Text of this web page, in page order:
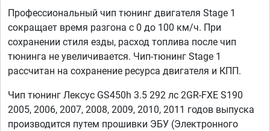
Профессиональный чип тюнинг двигателя Stage 1
сокращает время разгона с 0 до 100 км/ч. При
сохранении стиля езды, расход топлива после чип
тюнинга не увеличивается. Чип-тюнинг Stage 1
рассчитан на сохранение ресурса двигателя и КПП.
Чип тюнинг Лексус GS450h 3.5 292 лс 2GR-FXE S190
2005, 2006, 2007, 2008, 2009, 2010, 2011 годов выпуска
производится путем прошивки ЭБУ (Электронного